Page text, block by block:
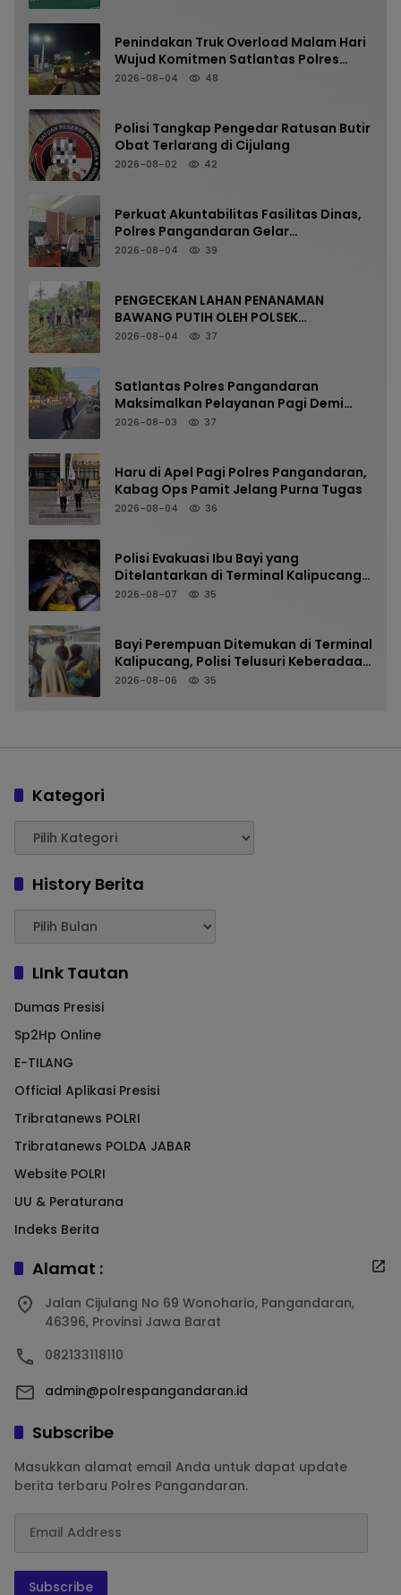
Penindakan Truk Overload Malam Hari
Wujud Komitmen Satlantas Polres
Pangandaran Menjaga Keselamatan
2026-08-04 48
Polisi Tangkap Pengedar Ratusan Butir
Obat Terlarang di Cijulang
2026-08-02 42
Perkuat Akuntabilitas Fasilitas Dinas,
Polres Pangandaran Gelar
Pemeriksaan Senpi Berkala
2026-08-04 39
PENGECEKAN LAHAN PENANAMAN
BAWANG PUTIH OLEH POLSEK
LANGKAPLANCAR DUKUNG PROGRAM
2026-08-04 37
Satlantas Polres Pangandaran
Maksimalkan Pelayanan Pagi Demi
Kelancaran Arus Kendaraan
2026-08-03 37
Haru di Apel Pagi Polres Pangandaran,
Kabag Ops Pamit Jelang Purna Tugas
2026-08-04 36
Polisi Evakuasi Ibu Bayi yang
Ditelantarkan di Terminal Kalipucang
dari Dalam Goa
2026-08-07 35
Bayi Perempuan Ditemukan di Terminal
Kalipucang, Polisi Telusuri Keberadaan
Orang Tua
2026-08-06 35
Kategori
History Berita
LInk Tautan
Dumas Presisi
Sp2Hp Online
E-TILANG
Official Aplikasi Presisi
Tribratanews POLRI
Tribratanews POLDA JABAR
Website POLRI
UU & Peraturana
Indeks Berita
Alamat :
Jalan Cijulang No 69 Wonohario, Pangandaran,
46396, Provinsi Jawa Barat
082133118110
admin@polrespangandaran.id
Subscribe
Masukkan alamat email Anda untuk dapat update
berita terbaru Polres Pangandaran.
Subscribe